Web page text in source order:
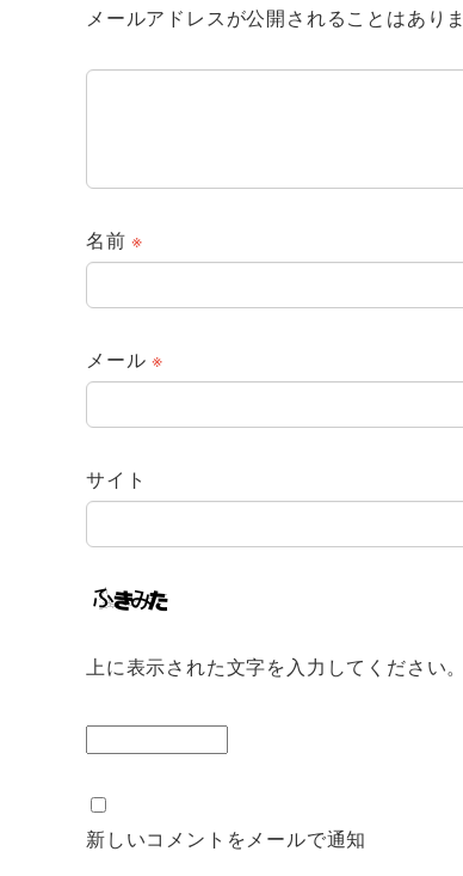
メールアドレスが公開されることはありま
名前※
メール※
サイト
上に表示された文字を入力してください。
新しいコメントをメールで通知